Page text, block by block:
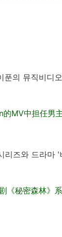
의 뮤직비디
MV中担任男
리즈와 드라마
《秘密森林》